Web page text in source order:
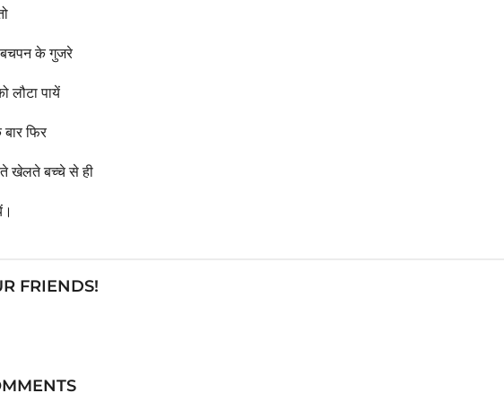
के गुजरे
लौटा पायें
फिर
खेलते बच्चे से ही
FRIENDS!